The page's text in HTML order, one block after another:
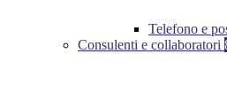
Telefono e
Consulenti e collaboratori